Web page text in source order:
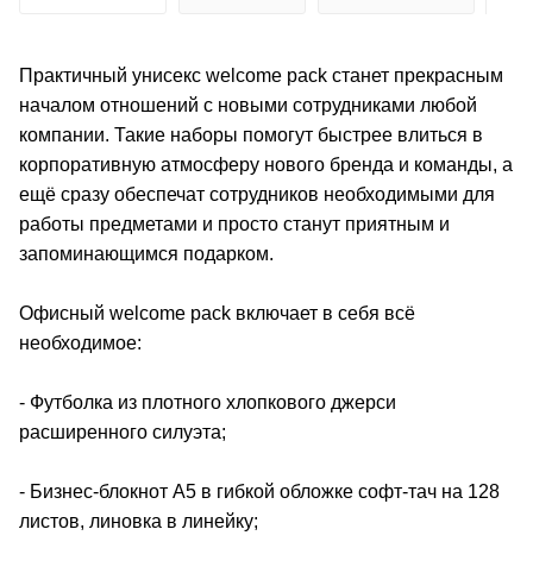
Практичный унисекс welcome pack станет прекрасным
началом отношений с новыми сотрудниками любой
компании. Такие наборы помогут быстрее влиться в
корпоративную атмосферу нового бренда и команды, а
ещё сразу обеспечат сотрудников необходимыми для
работы предметами и просто станут приятным и
запоминающимся подарком.
Офисный welcome pack включает в себя всё
необходимое:
- Футболка из плотного хлопкового джерси
расширенного силуэта;
- Бизнес-блокнот А5 в гибкой обложке софт-тач на 128
листов, линовка в линейку;